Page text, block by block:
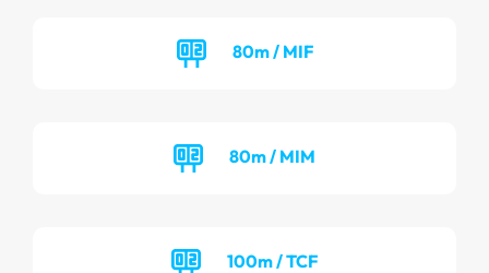
80m / MIF
80m / MIM
100m / TCF